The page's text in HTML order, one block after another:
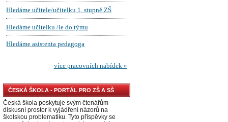
ČESKÁ ŠKOLA - PORTÁL PRO ZŠ A SŠ
Česká škola poskytuje svým čtenářům
diskusní prostor k vyjádření názorů na
školskou problematiku. Tyto příspěvky se